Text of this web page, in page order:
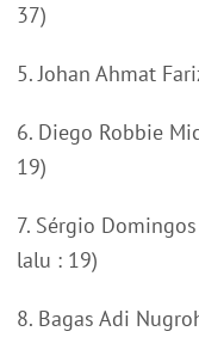
37)
5. Johan Ahmat
6. Diego Robbie
19)
7. Sérgio
lalu : 19)
8. Bagas Adi